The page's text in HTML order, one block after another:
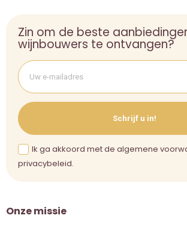
Onze missie
Zin om de beste
wijnbouwers te ontvangen?
Schrijf u in!
Ik ga akkoord met de algemene
privacybeleid.